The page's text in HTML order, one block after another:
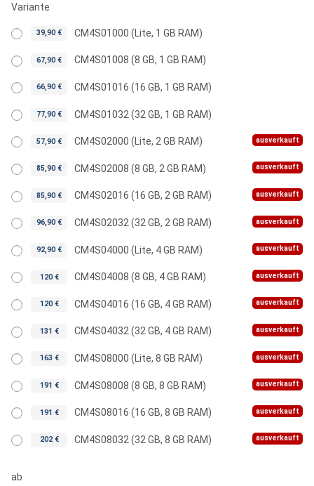
Variante
39,90 € CM4S01000 (Lite, 1 GB RAM)
67,90 € CM4S01008 (8 GB, 1 GB RAM)
66,90 € CM4S01016 (16 GB, 1 GB RAM)
77,90 € CM4S01032 (32 GB, 1 GB RAM)
57,90 € CM4S02000 (Lite, 2 GB RAM) ausverkauft
85,90 € CM4S02008 (8 GB, 2 GB RAM) ausverkauft
85,90 € CM4S02016 (16 GB, 2 GB RAM) ausverkauft
96,90 € CM4S02032 (32 GB, 2 GB RAM) ausverkauft
92,90 € CM4S04000 (Lite, 4 GB RAM) ausverkauft
120 € CM4S04008 (8 GB, 4 GB RAM) ausverkauft
120 € CM4S04016 (16 GB, 4 GB RAM) ausverkauft
131 € CM4S04032 (32 GB, 4 GB RAM) ausverkauft
163 € CM4S08000 (Lite, 8 GB RAM) ausverkauft
191 € CM4S08008 (8 GB, 8 GB RAM) ausverkauft
191 € CM4S08016 (16 GB, 8 GB RAM) ausverkauft
202 € CM4S08032 (32 GB, 8 GB RAM) ausverkauft
ab